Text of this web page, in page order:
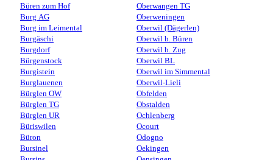
Büren zum Hof
Burg AG
Burg im Leimental
Burgäschi
Burgdorf
Bürgenstock
Burgistein
Burglauenen
Bürglen OW
Bürglen TG
Bürglen UR
Büriswilen
Büron
Bursinel
Oberwangen TG
Oberweningen
Oberwil (Dägerlen)
Oberwil b. Büren
Oberwil b. Zug
Oberwil BL
Oberwil im Simmental
Oberwil-Lieli
Obfelden
Obstalden
Ochlenberg
Ocourt
Odogno
Oekingen